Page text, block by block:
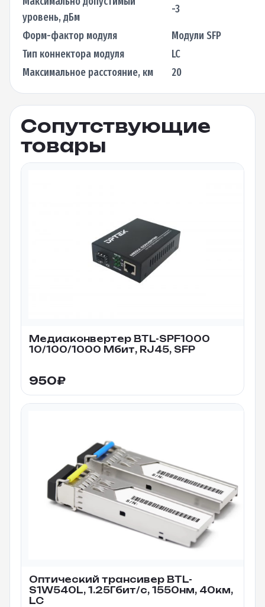
уровень, дБм
-3
Форм-фактор модуля
Модули SFP
Тип коннектора модуля
LC
Максимальное расстояние, км
20
Сопутствующие
товары
Медиаконвертер BTL-SPF1000
10/100/1000 Мбит, RJ45, SFP
950₽
Оптический трансивер BTL-
S1W540L, 1.25Гбит/c, 1550нм, 40км,
LC